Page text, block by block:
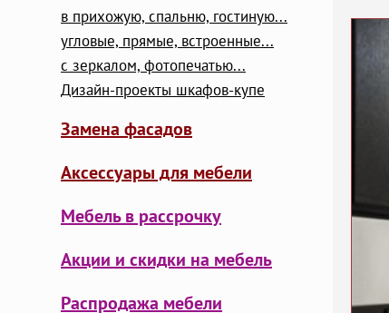
в прихожую, спальню, гостиную...
угловые, прямые, встроенные...
с зеркалом, фотопечатью...
Дизайн-проекты шкафов-купе
Замена фасадов
Аксессуары для мебели
Мебель в рассрочку
Акции и скидки на мебель
Распродажа мебели